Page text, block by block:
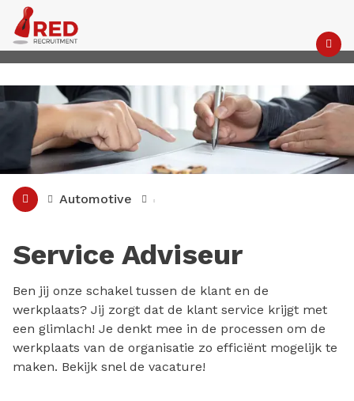
Automotive
Service Adviseur
Ben jij onze schakel tussen de klant en de
werkplaats? Jij zorgt dat de klant service krijgt met
een glimlach! Je denkt mee in de processen om de
werkplaats van de organisatie zo efficiënt mogelijk te
maken. Bekijk snel de vacature!